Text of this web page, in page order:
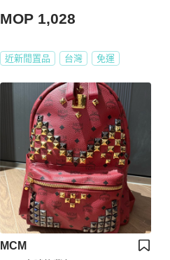
MOP 1,028
近新閒置品 台灣 免運
MCM